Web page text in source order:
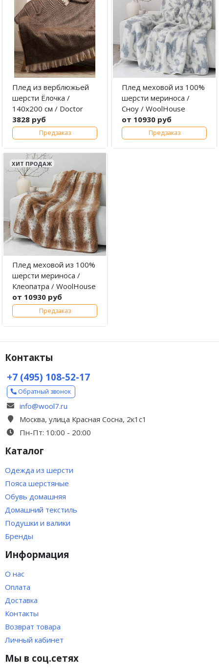
Плед из верблюжьей
шерсти Ёлочка /
140х200 см / Doctor
3828 руб
Предзаказ
Плед меховой из 100%
шерсти мериноса /
Сноу / WoolHouse
от 10930 руб
Предзаказ
ХИТ ПРОДАЖ
Плед меховой из 100%
шерсти мериноса /
Клеопатра / WoolHouse
от 10930 руб
Предзаказ
Контакты
+7 (495) 108-52-17
Обратный звонок
info@wool7.ru
Москва, улица Красная Сосна, 2к1с1
Пн-Пт: 10:00 - 20:00
Каталог
Одежда из шерсти
Пояса шерстяные
Обувь домашняя
Домашний текстиль
Подушки и валики
Бренды
Информация
О нас
Оплата
Доставка
Контакты
Возврат товара
Личный кабинет
Мы в соц.сетях